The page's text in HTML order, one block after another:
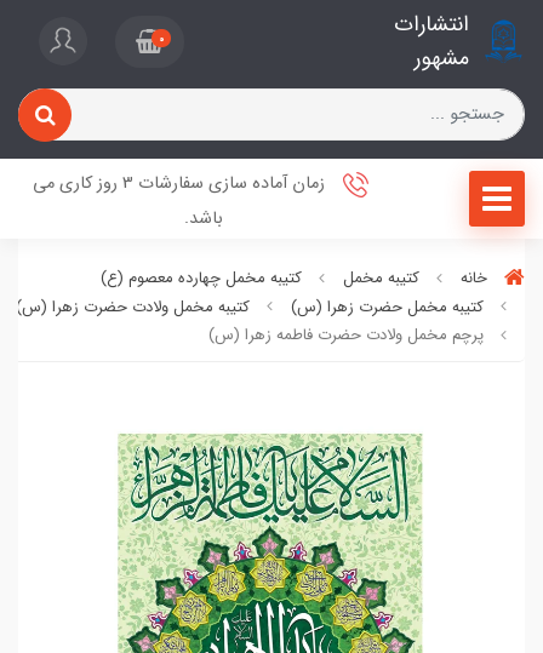
انتشارات
مشهور
0
زمان آماده سازی سفارشات 3 روز کاری می
باشد.
خانه کتیبه مخمل
کتیبه مخمل چهارده معصوم (ع)
کتیبه مخمل حضرت زهرا (س)
کتیبه مخمل ولادت حضرت زهرا (س)
پرچم مخمل ولادت حضرت فاطمه زهرا (س)